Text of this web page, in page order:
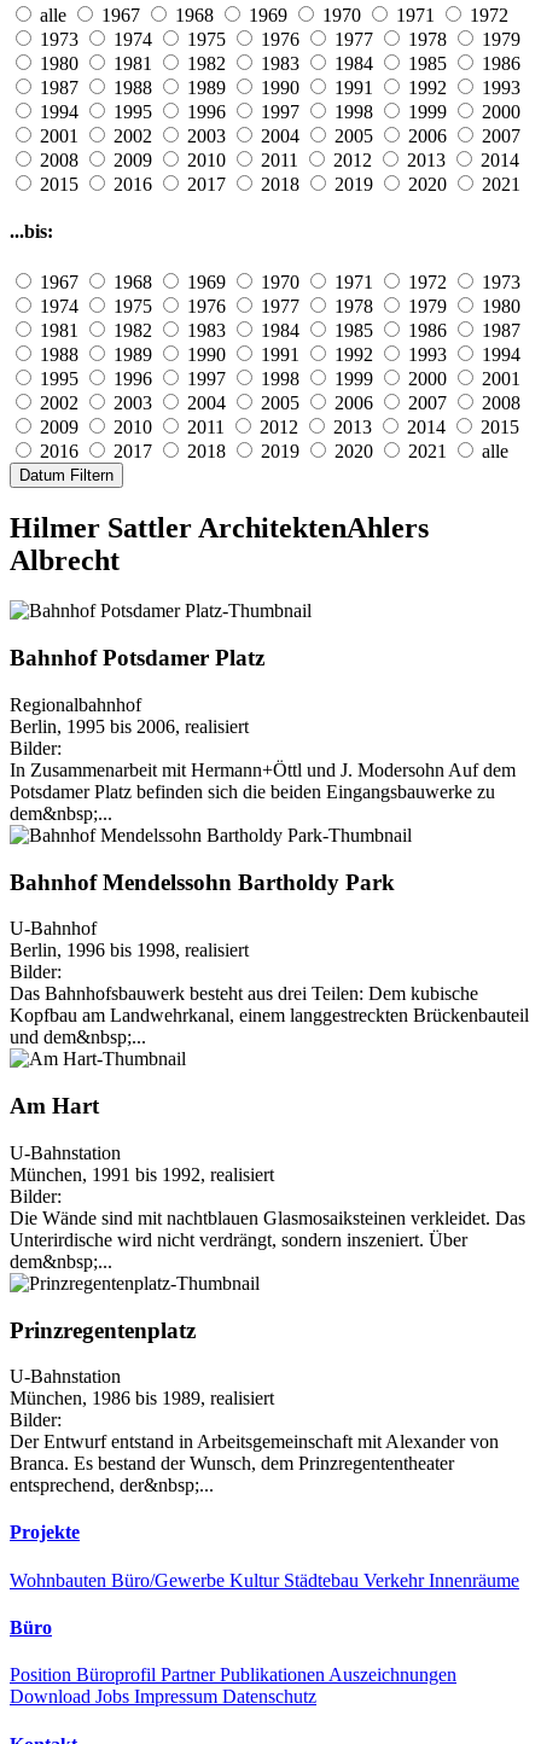
alle 1967 1968 1969 1970 1971
1972
1973
1974 1975 1976 1977 1978
1979
1980
1981 1982 1983 1984 1985
1986
1987
1988 1989 1990 1991 1992
1993
1994
1995 1996 1997 1998 1999
2000
2001
2002 2003 2004 2005 2006
2007
2008
2009 2010 2011 2012 2013
2014
2015
2016 2017 2018 2019 2020 2021
...bis:
1967 1968 1969 1970 1971 1972
1973
1974
1975 1976 1977 1978 1979
1980
1981
1982 1983 1984 1985 1986
1987
1988
1989 1990 1991 1992 1993
1994
1995
1996 1997 1998 1999 2000
2001
2002
2003 2004 2005 2006 2007
2008
2009
2010 2011 2012 2013 2014
2015
2016
2017 2018 2019 2020 2021 alle
Datum Filtern
Hilmer Sattler ArchitektenAhlers
Albrecht
Bahnhof Potsdamer Platz
Regionalbahnhof
Berlin, 1995 bis 2006, realisiert
Bilder:
In Zusammenarbeit mit Hermann+Öttl und J. Modersohn Auf dem
Potsdamer Platz befinden sich die beiden Eingangsbauwerke zu
dem&nbsp;...
Bahnhof Mendelssohn Bartholdy Park
U-Bahnhof
Berlin, 1996 bis 1998, realisiert
Bilder:
Das Bahnhofsbauwerk besteht aus drei Teilen: Dem kubische
Kopfbau am Landwehrkanal, einem langgestreckten Brückenbauteil
und dem&nbsp;...
Am Hart
U-Bahnstation
München, 1991 bis 1992, realisiert
Bilder:
Die Wände sind mit nachtblauen Glasmosaiksteinen verkleidet. Das
Unterirdische wird nicht verdrängt, sondern inszeniert. Über
dem&nbsp;...
Prinzregentenplatz
U-Bahnstation
München, 1986 bis 1989, realisiert
Bilder:
Der Entwurf entstand in Arbeitsgemeinschaft mit Alexander von
Branca. Es bestand der Wunsch, dem Prinzregententheater
entsprechend, der&nbsp;...
Projekte
Wohnbauten Büro/Gewerbe Kultur Städtebau VerkehrInnenräume
Büro
Position Büroprofil PartnerPublikationen Auszeichnungen
Download Jobs Impressum Datenschutz